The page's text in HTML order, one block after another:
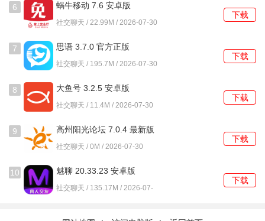
2、进入主界面后，系统会根据地理位置自动展示附近的推荐
用户列表。
3、点击心仪用户的头像，进入其个人主页，可以查看动态或
选择发起视频通话。
4、在动态广场浏览时，可以发布图文内容，或对他人的动态
进行点赞、评论。
5、点击礼物图标选择虚拟礼物赠送，或通过长期互动申请成
为专属守护者。
6 蜗牛移动 7.6 安卓版
社交聊天 / 22.99M / 2026-07-30
下载
7 思语 3.7.0 官方正版
社交聊天 / 195.7M / 2026-07-30
下载
8 大鱼号 3.2.5 安卓版
社交聊天 / 11.4M / 2026-07-30
下载
9 高州阳光论坛 7.0.4 最新版
社交聊天 / 0M / 2026-07-30
下载
10 魅聊 20.33.23 安卓版
社交聊天 / 135.17M / 2026-07-
下载